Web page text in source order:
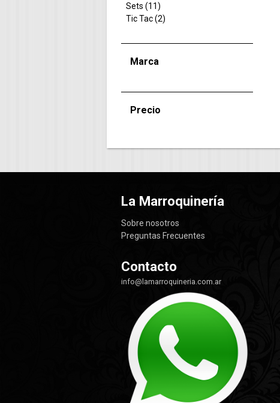
Sets (11)
Tic Tac (2)
Marca
Precio
La Marroquinería
Sobre nosotros
Preguntas Frecuentes
Contacto
info@lamarroquineria.com.ar